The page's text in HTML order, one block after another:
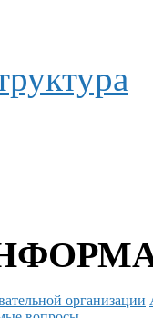
организации